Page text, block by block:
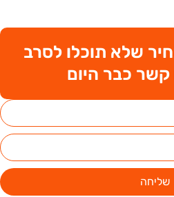
שלא תוכלו לסרב
קשר כבר היום
שליחה